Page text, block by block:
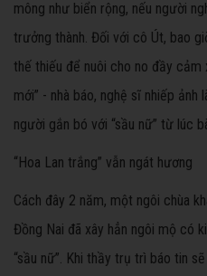
mông như biển rộng, nếu người
trưởng thành. Đối với cô Út, bao
thế thiếu để nuôi cho no đầy
mới” - nhà báo, nghệ sĩ nhiếp ảnh
người gắn bó với “sầu nữ” từ lúc
“Hoa Lan trắng” vẫn ngát hương
Cách đây 2 năm, một ngôi chùa
Đồng Nai đã xây hẳn ngôi mộ có
“sầu nữ”. Khi thầy trụ trì báo tin